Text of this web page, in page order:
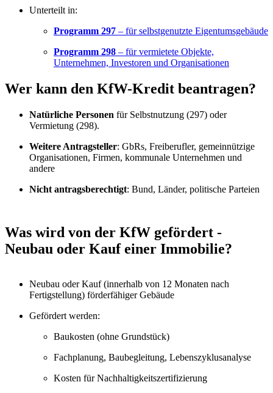
Unterteilt in:
Programm 297 – für selbstgenutzte Eigentumsgebäude
Programm 298 – für vermietete Objekte,
Unternehmen, Investoren und Organisationen
Wer kann den KfW-Kredit beantragen?
Natürliche Personen für Selbstnutzung (297) oder
Vermietung (298).
Weitere Antragsteller: GbRs, Freiberufler, gemeinnützige
Organisationen, Firmen, kommunale Unternehmen und
andere
Nicht antragsberechtigt: Bund, Länder, politische Parteien
Was wird von der KfW gefördert -
Neubau oder Kauf einer Immobilie?
Neubau oder Kauf (innerhalb von 12 Monaten nach
Fertigstellung) förderfähiger Gebäude
Gefördert werden:
Baukosten (ohne Grundstück)
Fachplanung, Baubegleitung, Lebenszyklusanalyse
Kosten für Nachhaltigkeitszertifizierung